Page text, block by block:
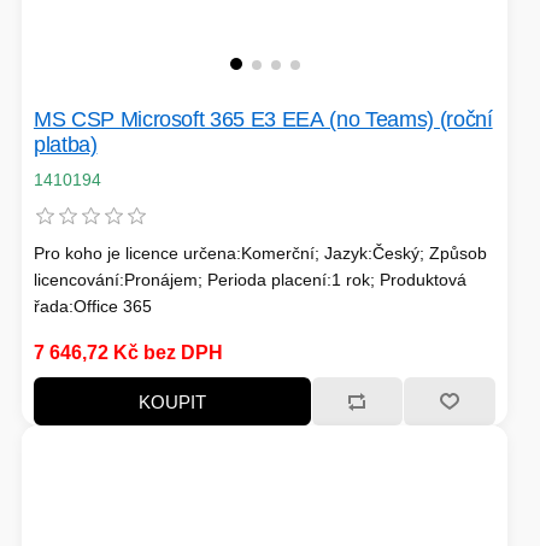
HERNÍ ROUTERY
ZVONKY
TLAKOVÉ HRNCE
MS CSP Microsoft 365 E3 EEA (no Teams) (roční
platba)
1410194
Pro koho je licence určena:Komerční; Jazyk:Český; Způsob
licencování:Pronájem; Perioda placení:1 rok; Produktová
řada:Office 365
7 646,72 Kč bez DPH
KOUPIT